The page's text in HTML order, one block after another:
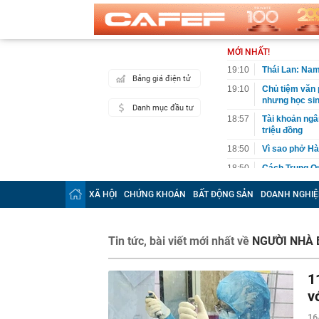
Bảng giá điện tử
Danh mục đầu tư
MỚI NHẤT!
19:10
Thái Lan:
19:10
Chủ tiệm văn
nhưng học
18:57
Tài khoản
triệu đồng
18:50
Vì sao phở
18:50
Cách Trung
18:45
Công an xác
điểm làm
18:30
Vì sao nhiều
18:14
Lý do nhiều
giờ đặt trong
18:10
Mẫu điện
XÃ HỘI CHỨNG KHOÁN BẤT ĐỘNG SẢN DOANH
Tin tức, bài viết mới nhất về NGƯỜI NHÀ